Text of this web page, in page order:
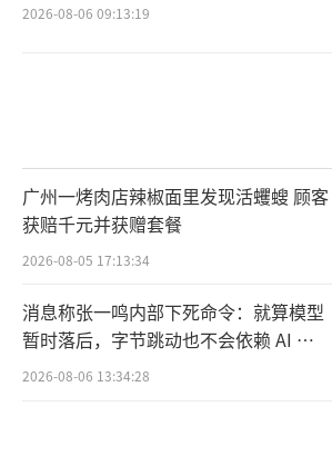
2026-08-06 09:13:19
广州一烤肉店辣椒面里发现活蠼螋 顾客
获赔千元并获赠套餐
2026-08-05 17:13:34
消息称张一鸣内部下死命令：就算模型
暂时落后，字节跳动也不会依赖 AI 蒸
馏技术
2026-08-06 13:34:28